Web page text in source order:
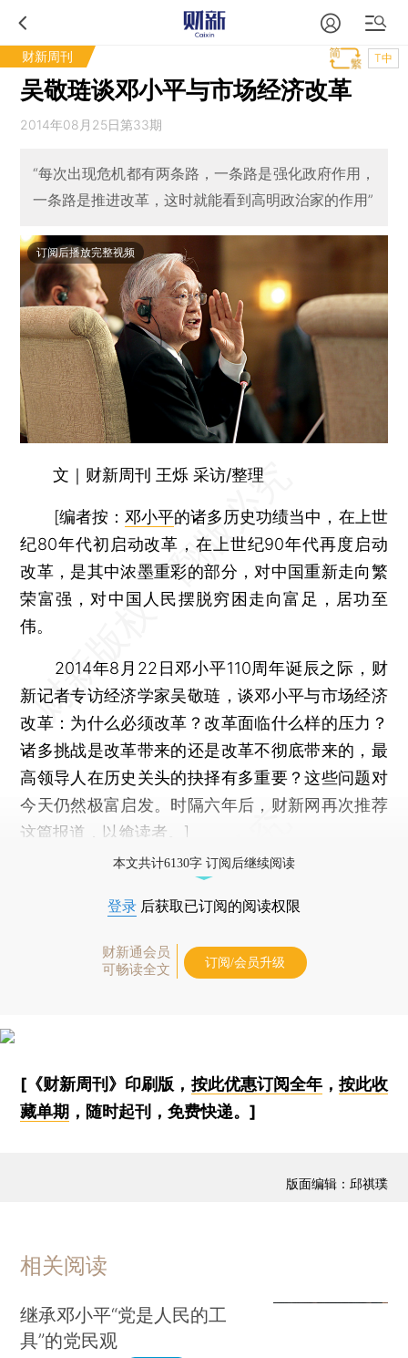
财新周刊 T中
吴敬琏谈邓小平与市场经济改革
2014年08月25日第33期
“每次出现危机都有两条路，一条路是强化政府作用，
一条路是推进改革，这时就能看到高明政治家的作用”
订阅后播放完整视频
文｜财新周刊 王烁 采访/整理
[编者按： 邓小平的诸多历史功绩当中，在上世
纪80年代初启动改革，在上世纪90年代再度启动
改革，是其中浓墨重彩的部分，对中国重新走向繁
荣富强，对中国人民摆脱穷困走向富足，居功至
伟。
2014年8月22日邓小平110周年诞辰之际，财
新记者专访经济学家吴敬琏，谈邓小平与市场经济
改革：为什么必须改革？改革面临什么样的压力？
诸多挑战是改革带来的还是改革不彻底带来的，最
高领导人在历史关头的抉择有多重要？这些问题对
今天仍然极富启发。时隔六年后，财新网再次推荐
这篇报道，以飨读者。]
本文共计6130字 订阅后继续阅读
登录 后获取已订阅的阅读权限
财新通会员
可畅读全文
订阅/会员升级
[《财新周刊》印刷版， 按此优惠订阅全年， 按此收
藏单期 ，随时起刊，免费快递。]
版面编辑：邱祺璞
相关阅读
继承邓小平“党是人民的工
具”的党民观